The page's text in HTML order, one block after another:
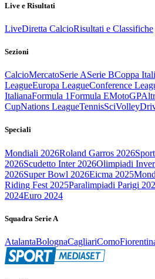
Live e Risultati
LiveDiretta CalcioRisultati e Classifiche
Sezioni
CalcioMercatoSerie ASerie BCoppa
LeagueEuropa LeagueConference
ItalianaFormula 1Formula EMotoGP
CupNations LeagueTennisSciVolley
Speciali
Mondiali 2026Roland Garros 2026
2026Scudetto Inter 2026Olimpiadi
2026Super Bowl 2026Eicma 2025
Riding Fest 2025Paralimpiadi Parigi
2024Euro 2024
Squadra Serie A
AtalantaBolognaCagliariComo